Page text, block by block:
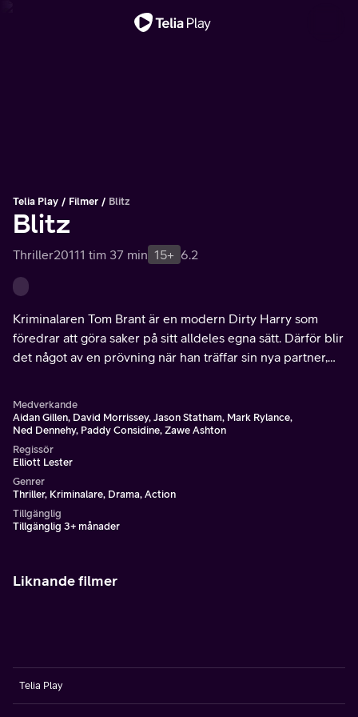
Telia Play Filmer Blitz
Blitz
Thriller20111 tim 37 min 15+ 6.2
Kriminalaren Tom Brant är en modern Dirty Harry som
föredrar att göra saker på sitt alldeles egna sätt. Därför blir
det något av en prövning när han träffar sin nya partner,
Medverkande
Aidan Gillen, David Morrissey, Jason Statham, Mark Rylance,
Ned Dennehy, Paddy Considine, Zawe Ashton
Regissör
Elliott Lester
Genrer
Thriller, Kriminalare, Drama, Action
Tillgänglig
Tillgänglig 3+ månader
Liknande filmer
Telia Play